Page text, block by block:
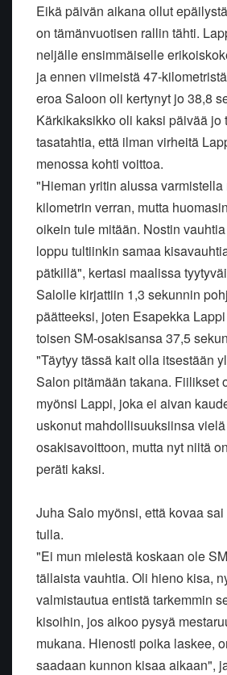
Eikä päivän aikana ollut
on tämänvuotisen rallin tähti.
neljälle ensimmäiselle
ja ennen viimeistä 47-
eroa Saloon oli kertynyt jo 38,8
Kärkikaksikko oli kaksi päivää jo
tasatahtia, että ilman virheitä
menossa kohti voittoa.
"Hieman yritin alussa varmistella
kilometrin verran, mutta
oikein tule mitään. Nostin
loppu tultiinkin samaa
pätkillä", kertasi maalissa
Salolle kirjattiin 1,3 sekunnin
päätteeksi, joten Esapekka
toisen SM-osakisansa 37,5
"Täytyy tässä kait olla itsestään
Salon pitämään takana. Fiilikset
myönsi Lappi, joka ei aivan
uskonut mahdollisuuksiinsa
osakisavoittoon, mutta nyt niitä
peräti kaksi.
Juha Salo myönsi, että kovaa
tulla.
"Ei mun mielestä koskaan ole
tällaista vauhtia. Oli hieno kisa,
valmistautua entistä tarkemmin
kisoihin, jos aikoo pysyä
mukana. Hienosti poika laskee,
saadaan kunnon kisaa aikaan",